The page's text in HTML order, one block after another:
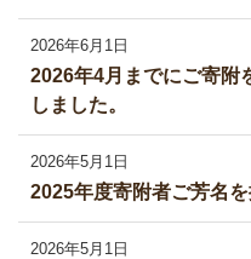
2026年6月1日
2026年4月までにご寄附
しました。
2026年5月1日
2025年度寄附者ご芳名を
2026年5月1日